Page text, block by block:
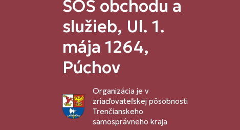
SOŠ obchodu a
služieb, Ul. 1.
mája 1264,
Púchov
Organizácia je v
zriaďovateľskej pôsobnosti
Trenčianskeho
samosprávneho kraja